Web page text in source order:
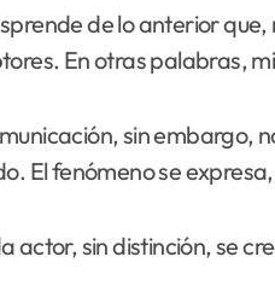
de lo anterior
En otras palabras,
sin embargo,
El fenómeno se
actor, sin distinción, se